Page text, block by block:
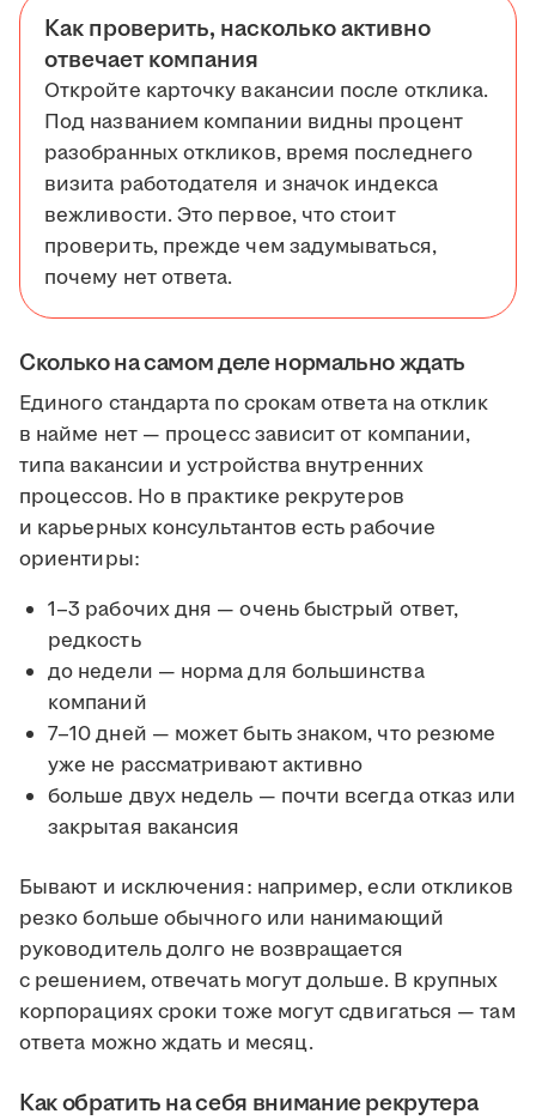
Как проверить, насколько активно
отвечает компания
Откройте карточку вакансии после отклика.
Под названием компании видны процент
разобранных откликов, время последнего
визита работодателя и значок индекса
вежливости. Это первое, что стоит
проверить, прежде чем задумываться,
почему нет ответа.
Сколько на самом деле нормально ждать
Единого стандарта по срокам ответа на отклик
в найме нет — процесс зависит от компании,
типа вакансии и устройства внутренних
процессов. Но в практике рекрутеров
и карьерных консультантов есть рабочие
ориентиры:
1–3 рабочих дня — очень быстрый ответ,
редкость
до недели — норма для большинства
компаний
7–10 дней — может быть знаком, что резюме
уже не рассматривают активно
больше двух недель — почти всегда отказ или
закрытая вакансия
Бывают и исключения: например, если откликов
резко больше обычного или нанимающий
руководитель долго не возвращается
с решением, отвечать могут дольше. В крупных
корпорациях сроки тоже могут сдвигаться — там
ответа можно ждать и месяц.
Как обратить на себя внимание рекрутера